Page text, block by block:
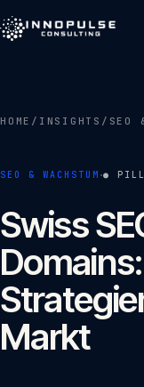
Über uns
Leistungen
Portfolio
HOME / INSIGHTS / SEO
SEO & WACHSTUM ·●
Swiss
Markt